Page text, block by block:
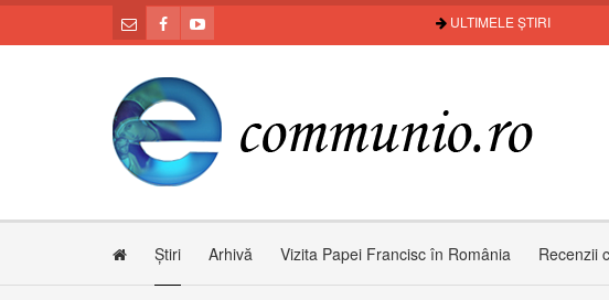
ULTIMELE ȘTIRI
Știri Arhivă Vizita Papei Francisc în România Recenzii